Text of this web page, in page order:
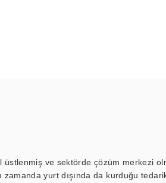
ve sektörde çözüm merkezi
yurt dışında da kurduğu